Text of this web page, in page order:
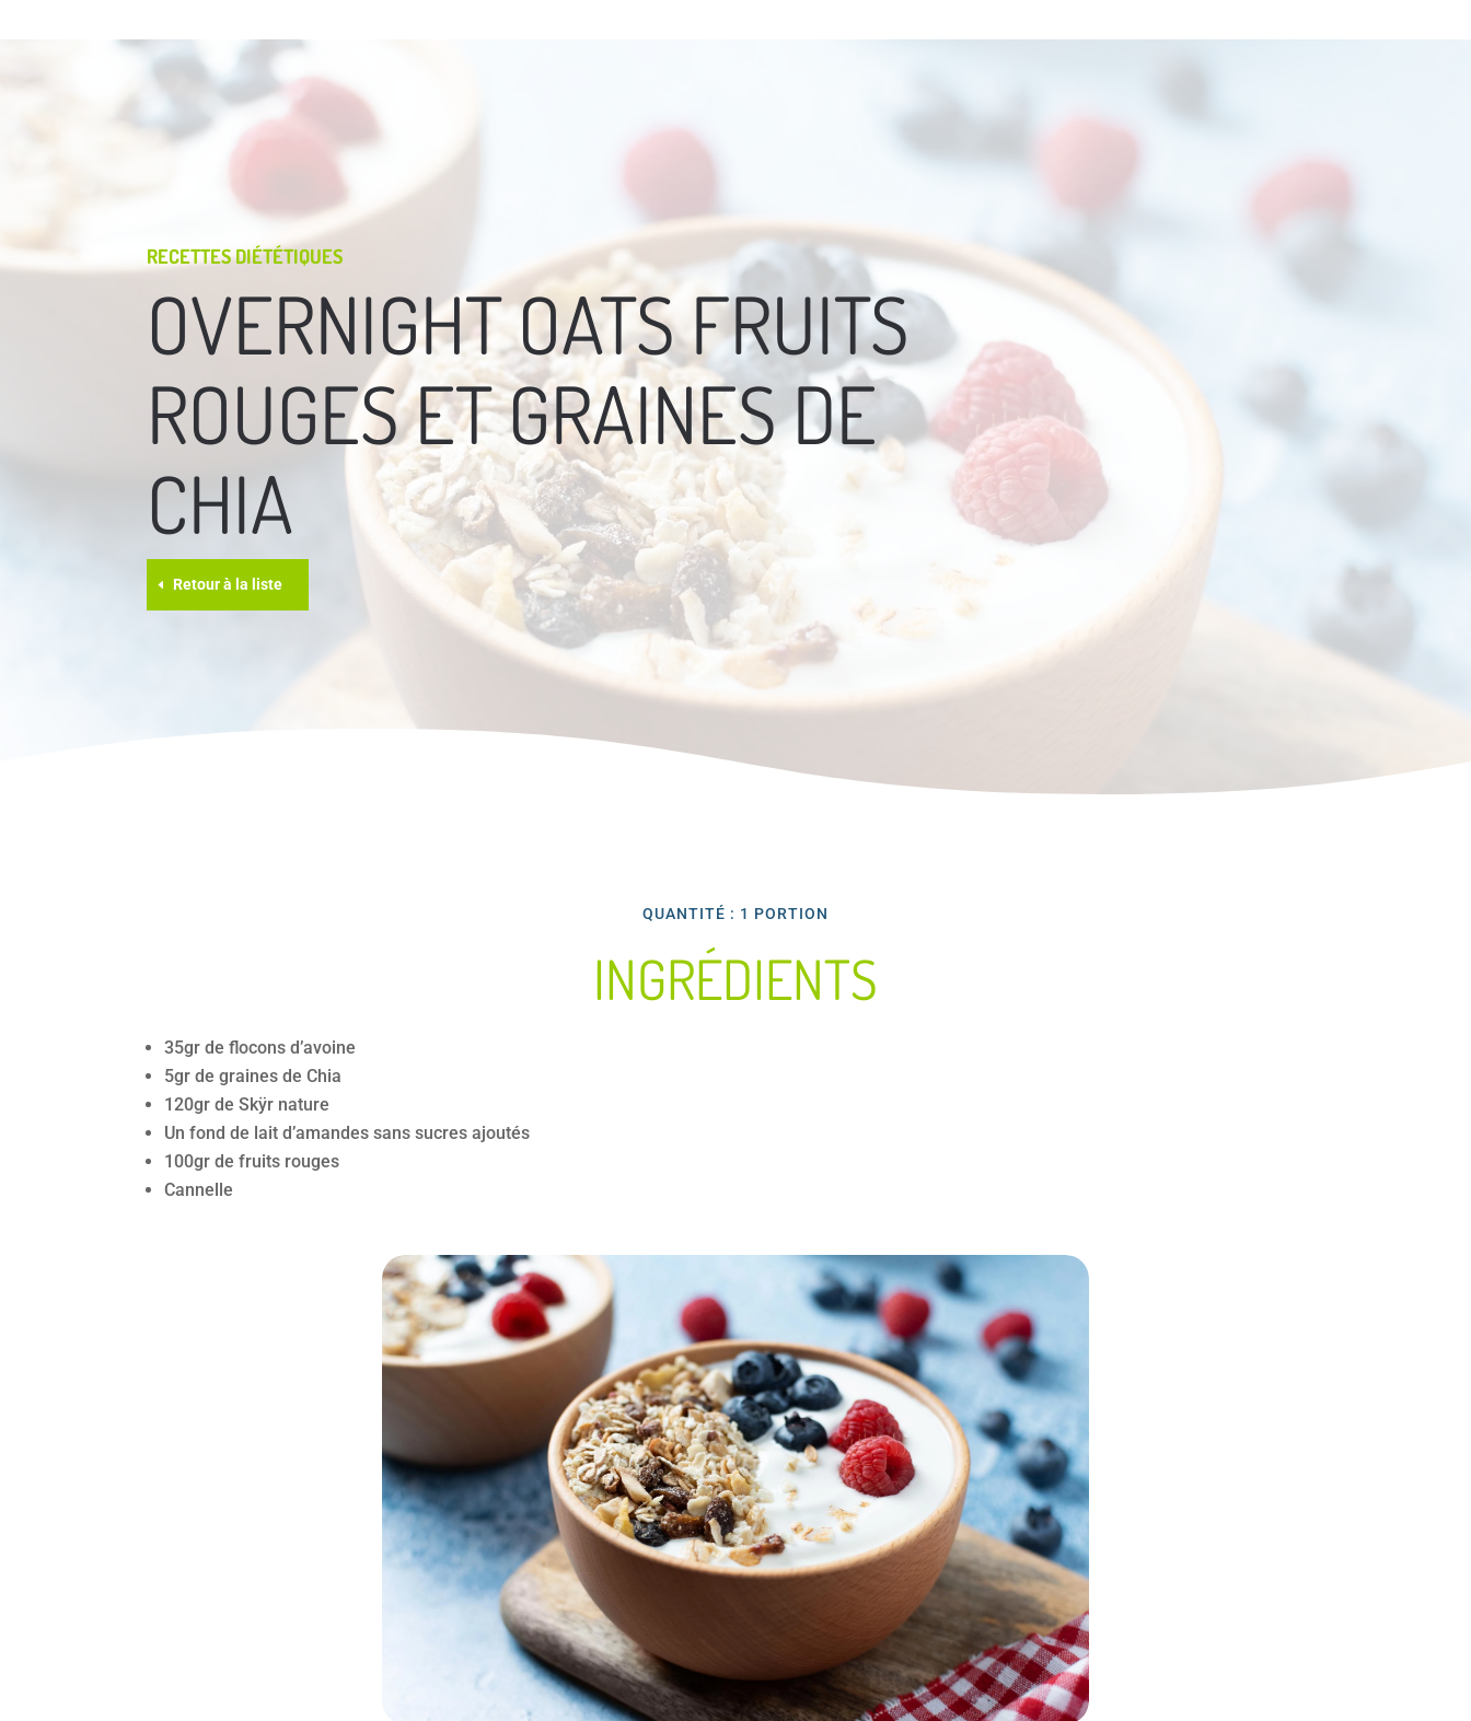
RECETTES DIÉTÉTIQUES
OVERNIGHT OATS FRUITS
ROUGES ET GRAINES DE
CHIA
Retour à la liste
QUANTITÉ : 1 PORTION
INGRÉDIENTS
35gr de flocons d’avoine
5gr de graines de Chia
120gr de Skÿr nature
Un fond de lait d’amandes sans sucres ajoutés
100gr de fruits rouges
Cannelle